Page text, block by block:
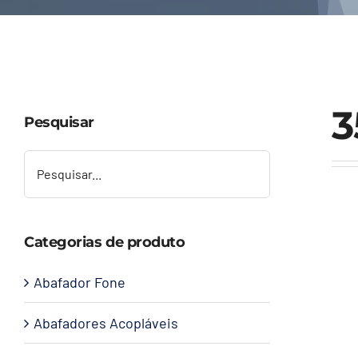
Pesquisar
Categorias de produto
Abafador Fone
Abafadores Acopláveis